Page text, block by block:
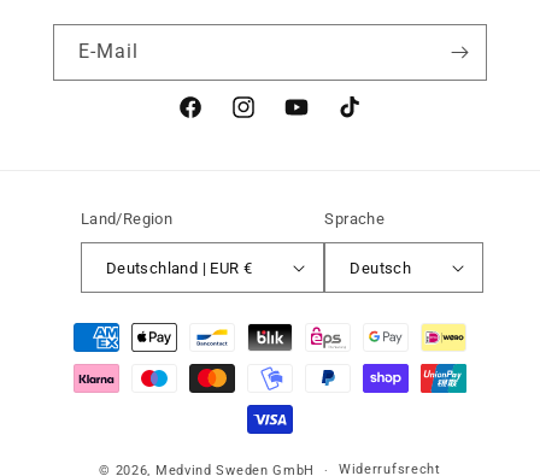
E-Mail
FacebookInstagramYouTubeTikTok
Land/Region
Deutschland | EUR €
Sprache
Deutsch
Zahlungsmethoden
© 2026, Medvind Sweden GmbH Widerrufsrecht